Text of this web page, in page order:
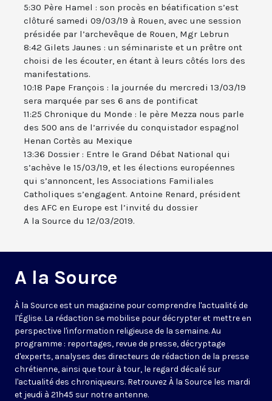
5:30 Père Hamel : son procès en béatification s’est
clôturé samedi 09/03/19 à Rouen, avec une session
présidée par l’archevêque de Rouen, Mgr Lebrun
8:42 Gilets Jaunes : un séminariste et un prêtre ont
choisi de les écouter, en étant à leurs côtés lors des
manifestations.
10:18 Pape François : la journée du mercredi 13/03/19
sera marquée par ses 6 ans de pontificat
11:25 Chronique du Monde : le père Mezza nous parle
des 500 ans de l’arrivée du conquistador espagnol
Henan Cortès au Mexique
13:36 Dossier : Entre le Grand Débat National qui
s’achève le 15/03/19, et les élections européennes
qui s’annoncent, les Associations Familiales
Catholiques s’engagent. Antoine Renard, président
des AFC en Europe est l’invité du dossier
A la Source du 12/03/2019.
A la Source
À la Source est un magazine pour comprendre l'actualité de
l'Église. La rédaction se mobilise pour décrypter et mettre en
perspective l'information religieuse de la semaine. Au
programme : reportages, revue de presse, décryptage
d'experts, analyses des directeurs de rédaction de la presse
chrétienne, ainsi que tour à tour, le regard décalé sur
l'actualité des chroniqueurs. Retrouvez À la Source les mardi
et jeudi à 21h45 sur notre antenne.